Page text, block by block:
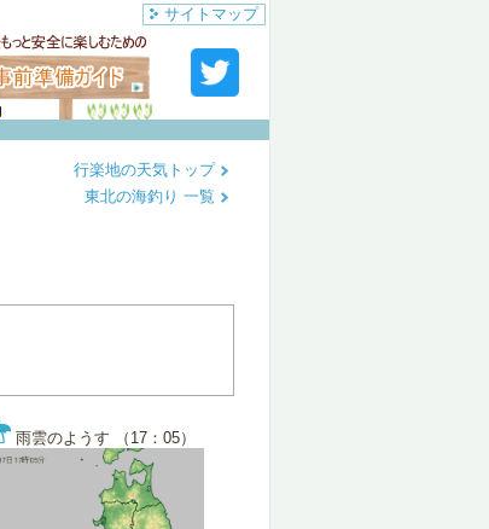
サイトマップ
行楽地の天気トップ
東北の海釣り 一覧
雨雲のようす （17：05）